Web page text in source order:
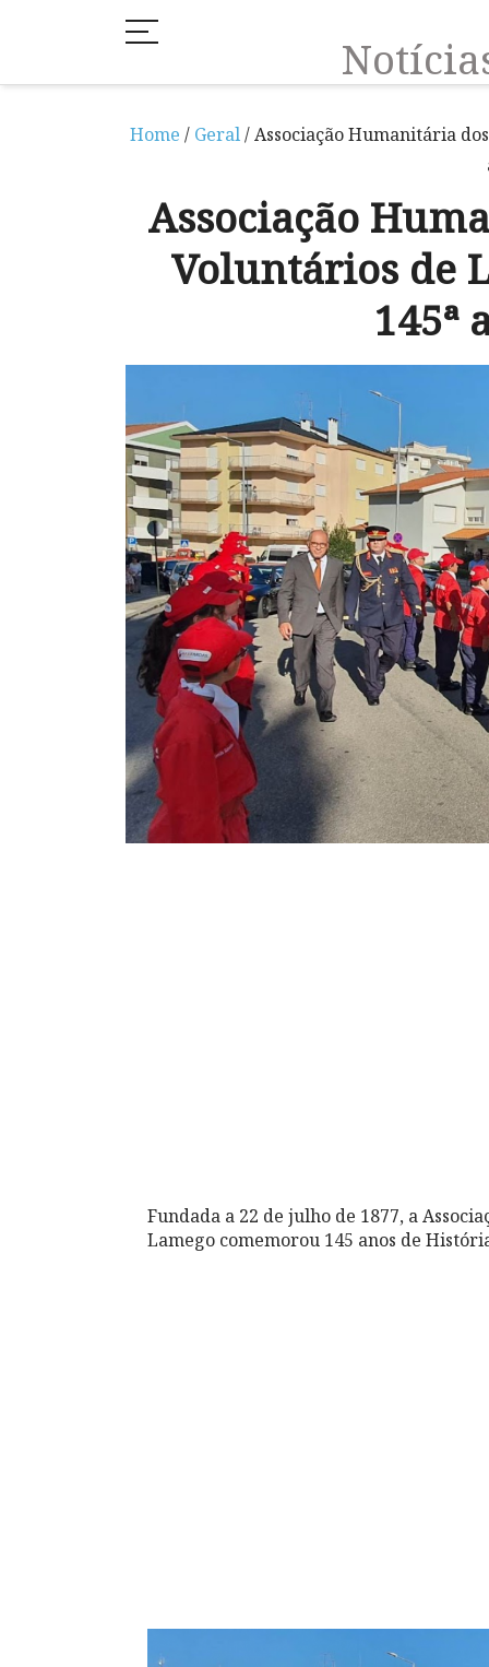
Home / Geral/ Associação Humanitária
Associação
Voluntários de
145ª
Fundada a 22 de julho de 1877, a
Lamego comemorou 145 anos de